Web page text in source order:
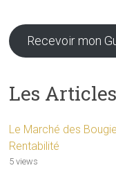
Recevoir mon
Les
Le Marché des
Rentabilité
5 views